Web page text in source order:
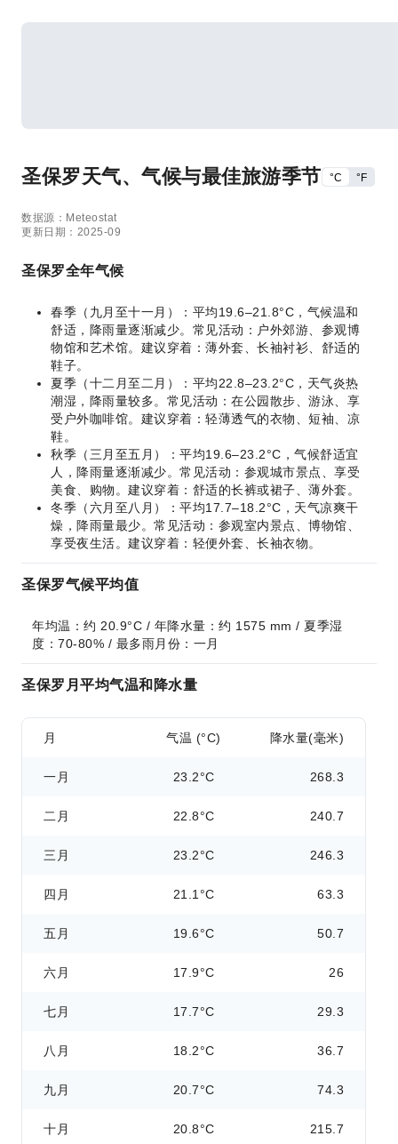
圣保罗天气、气候与最佳旅游季节 °C °F
数据源：Meteostat
更新日期：2025-09
圣保罗全年气候
春季（九月至十一月）：平均19.6–21.8°C，气候温和
舒适，降雨量逐渐减少。常见活动：户外郊游、参观博
物馆和艺术馆。建议穿着：薄外套、长袖衬衫、舒适的
鞋子。
夏季（十二月至二月）：平均22.8–23.2°C，天气炎热
潮湿，降雨量较多。常见活动：在公园散步、游泳、享
受户外咖啡馆。建议穿着：轻薄透气的衣物、短袖、凉
鞋。
秋季（三月至五月）：平均19.6–23.2°C，气候舒适宜
人，降雨量逐渐减少。常见活动：参观城市景点、享受
美食、购物。建议穿着：舒适的长裤或裙子、薄外套。
冬季（六月至八月）：平均17.7–18.2°C，天气凉爽干
燥，降雨量最少。常见活动：参观室内景点、博物馆、
享受夜生活。建议穿着：轻便外套、长袖衣物。
圣保罗气候平均值
年均温：约 20.9°C / 年降水量：约 1575 mm / 夏季湿
度：70-80% / 最多雨月份：一月
圣保罗月平均气温和降水量
月 气温 (°C) 降水量(毫米)
一月 23.2°C 268.3
二月 22.8°C 240.7
三月 23.2°C 246.3
四月 21.1°C 63.3
五月 19.6°C 50.7
六月 17.9°C 26
七月 17.7°C 29.3
八月 18.2°C 36.7
九月 20.7°C 74.3
十月 20.8°C 215.7